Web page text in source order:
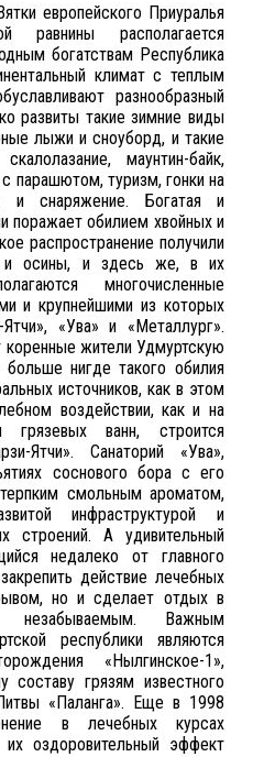
европейского Приуралья
равнины располагается
богатствам Республика
климат с теплым
разнообразный
развиты такие зимние виды
лыжи и сноуборд, и такие
маунтин-байк,
парашютом, туризм, гонки на
и снаряжение. Богатая и
поражает обилием хвойных и
распространение получили
и осины, и здесь же, в их
многочисленные
и крупнейшими из которых
«Ува» и «Металлург».
жители Удмуртскую
нигде такого обилия
источников, как в этом
воздействии, как и на
грязевых ванн, строится
Ятчи». Санаторий «Ува»,
соснового бора с его
смольным ароматом,
инфраструктурой и
строений. А удивительный
недалеко от главного
действие лечебных
но и сделает отдых в
незабываемым. Важным
республики являются
«Нылгинское-1»,
грязям известного
«Паланга». Еще в 1998
в лечебных курсах
оздоровительный эффект